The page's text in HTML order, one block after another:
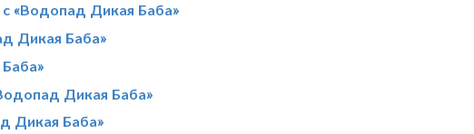
«Водопад Дикая Баба»
Дикая Баба»
Дикая Баба»
Дикая Баба»